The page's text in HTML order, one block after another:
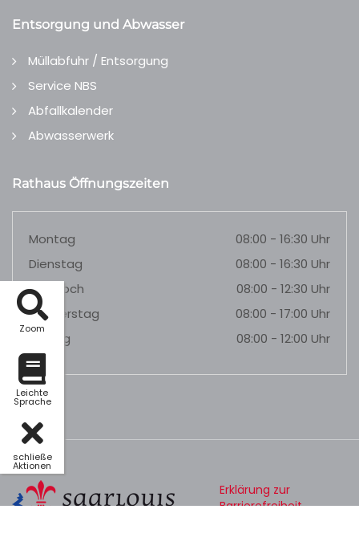
Zoom
Leichte
Sprache
schließe
Aktionen
Entsorgung und Abwasser
Müllabfuhr / Entsorgung
Service NBS
Abfallkalender
Abwasserwerk
Rathaus Öffnungszeiten
Montag
08:00 - 16:30 Uhr
Dienstag
08:00 - 16:30 Uhr
Mittwoch
08:00 - 12:30 Uhr
Donnerstag
08:00 - 17:00 Uhr
Freitag
08:00 - 12:00 Uhr
Erklärung zur
Barrierefreiheit